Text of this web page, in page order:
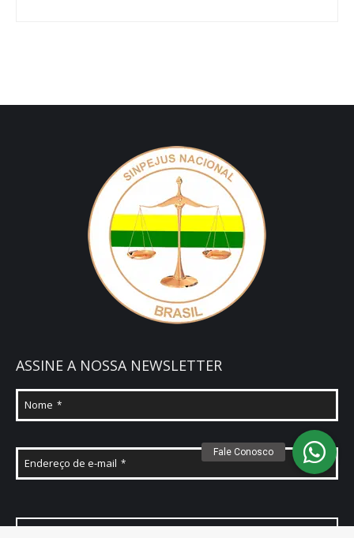
ASSINE A NOSSA NEWSLETTER
Nome *
Endereço de e-mail *